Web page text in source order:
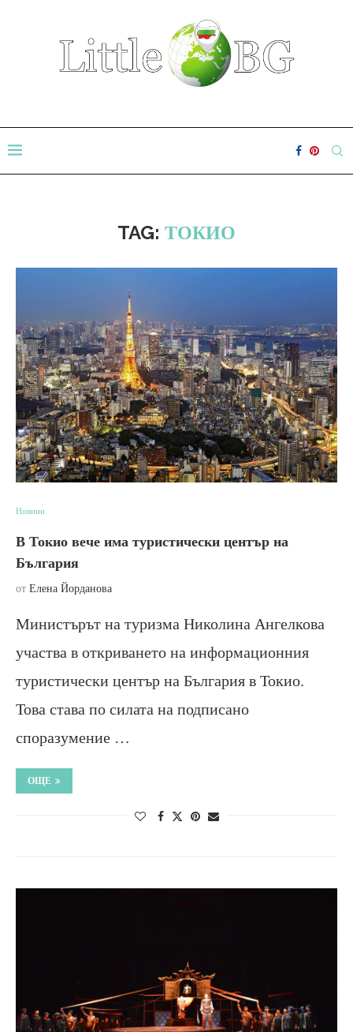
TAG: ТОКИО
Новини
В Токио вече има туристически център на
България
от Елена Йорданова
Министърът на туризма Николина Ангелкова
участва в откриването на информационния
туристически център на България в Токио.
Това става по силата на подписано
споразумение …
ОЩЕ